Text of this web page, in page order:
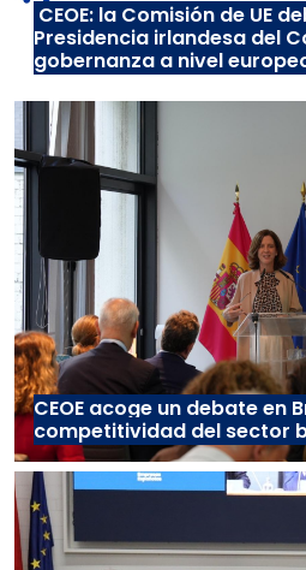
CEOE: la Comisión de UE
Presidencia irlandesa del
gobernanza a nivel
CEOE acoge un debate en
competitividad del sector